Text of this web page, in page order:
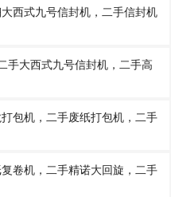
西式九号信封机，二手信封机
手大西式九号信封机，二手高
包机，二手废纸打包机，二手
卷机，二手精诺大回旋，二手